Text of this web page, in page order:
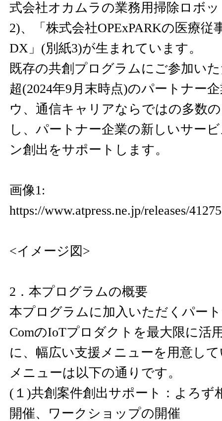
式会社オカムラの業務用掃除ロボ
2)、「株式会社OPExPARKの医療従
DX」(別紙3)が生まれています。
既存の共創プログラムにご参加い
超(2024年9月末時点)のパートナー
ウ、通信キャリアならではの多数
し、パートナー企業の新しいサー
ン創出をサポートします。
画像1:
https://www.atpress.ne.jp/releases/
<イメージ図>
2．本プログラムの概要
本プログラムに加入いただくパー
ComのIoTプロダクトを最大限に活
に、幅広い支援メニューを用意し
メニューは以下の通りです。
(１)共創案件創出サポート：よろず
開催、ワークショップの開催